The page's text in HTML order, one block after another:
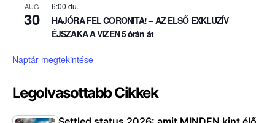
AUG
30
6:00 du.
HAJÓRA FEL CORONITA! – AZ ELSŐ EXKLUZÍV
ÉJSZAKA A VIZEN 5 órán át
Naptár megtekintése
Legolvasottabb Cikkek